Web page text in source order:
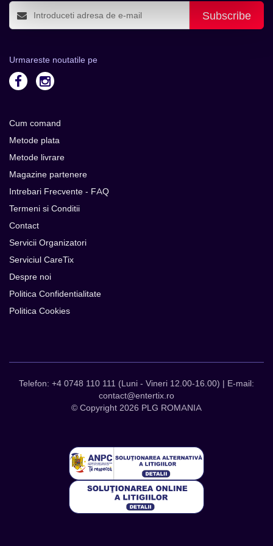
Subscribe
Urmareste noutatile pe
Cum comand
Metode plata
Metode livrare
Magazine partenere
Intrebari Frecvente - FAQ
Termeni si Conditii
Contact
Servicii Organizatori
Serviciul CareTix
Despre noi
Politica Confidentialitate
Politica Cookies
Telefon: +4 0748 110 111 (Luni - Vineri 12.00-16.00) | E-mail:
contact@entertix.ro
© Copyright 2026 PLG ROMANIA